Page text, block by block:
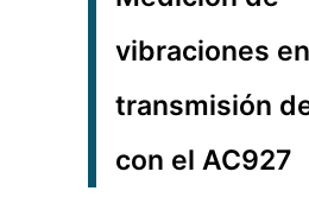
vibraciones en
transmisión
con el AC927